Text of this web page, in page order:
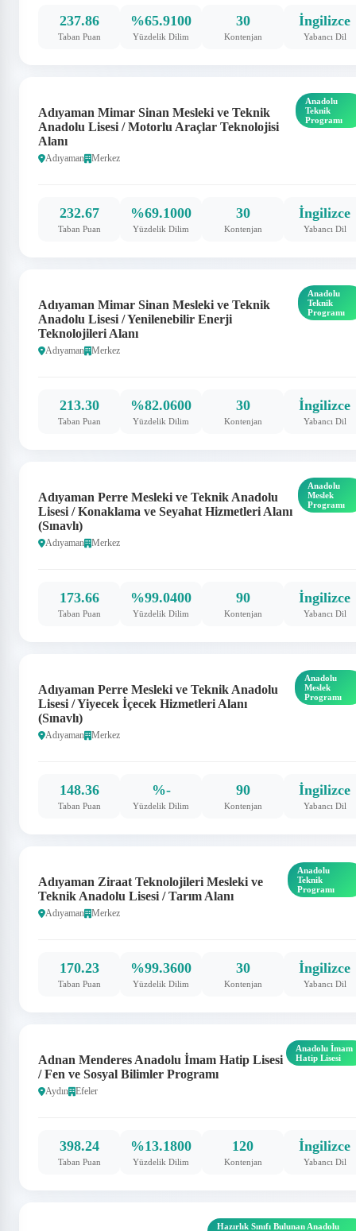
237.86
Taban Puan
%65.9100
Yüzdelik Dilim
30
Kontenjan
İngilizce
Yabancı Dil
Adıyaman Mimar Sinan Mesleki ve Teknik
Anadolu Lisesi / Motorlu Araçlar Teknolojisi
Alanı
Adıyaman Merkez
Anadolu
Teknik
Programı
232.67
Taban Puan
%69.1000
Yüzdelik Dilim
30
Kontenjan
İngilizce
Yabancı Dil
Adıyaman Mimar Sinan Mesleki ve Teknik
Anadolu Lisesi / Yenilenebilir Enerji
Teknolojileri Alanı
Adıyaman Merkez
Anadolu
Teknik
Programı
213.30
Taban Puan
%82.0600
Yüzdelik Dilim
30
Kontenjan
İngilizce
Yabancı Dil
Adıyaman Perre Mesleki ve Teknik Anadolu
Lisesi / Konaklama ve Seyahat Hizmetleri Alanı
(Sınavlı)
Adıyaman Merkez
Anadolu
Meslek
Programı
173.66
Taban Puan
%99.0400
Yüzdelik Dilim
90
Kontenjan
İngilizce
Yabancı Dil
Adıyaman Perre Mesleki ve Teknik Anadolu
Lisesi / Yiyecek İçecek Hizmetleri Alanı
(Sınavlı)
Adıyaman Merkez
Anadolu
Meslek
Programı
148.36
Taban Puan
%-
Yüzdelik Dilim
90
Kontenjan
İngilizce
Yabancı Dil
Adıyaman Ziraat Teknolojileri Mesleki ve
Teknik Anadolu Lisesi / Tarım Alanı
Adıyaman Merkez
Anadolu
Teknik
Programı
170.23
Taban Puan
%99.3600
Yüzdelik Dilim
30
Kontenjan
İngilizce
Yabancı Dil
Adnan Menderes Anadolu İmam Hatip Lisesi
/ Fen ve Sosyal Bilimler Programı
Aydın Efeler
Anadolu İmam
Hatip Lisesi
398.24
Taban Puan
%13.1800
Yüzdelik Dilim
120
Kontenjan
İngilizce
Yabancı Dil
Hazırlık Sınıfı Bulunan Anadolu